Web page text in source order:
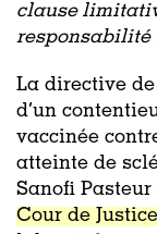
clause
responsabilité
La directive
d’un
vaccinée
atteinte de
Sanofi
Cour de